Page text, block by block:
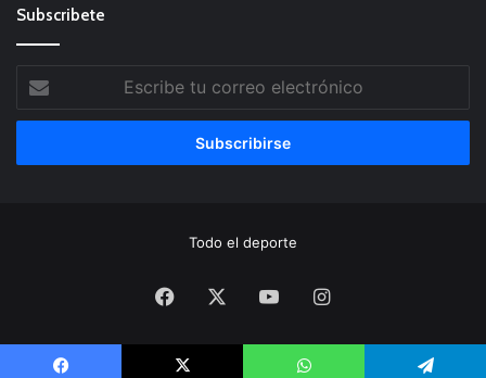
Subscribete
tu
correo
Todo el deporte
Facebook YouTubeInstagram